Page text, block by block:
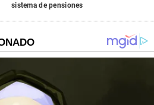
sistema de pensiones